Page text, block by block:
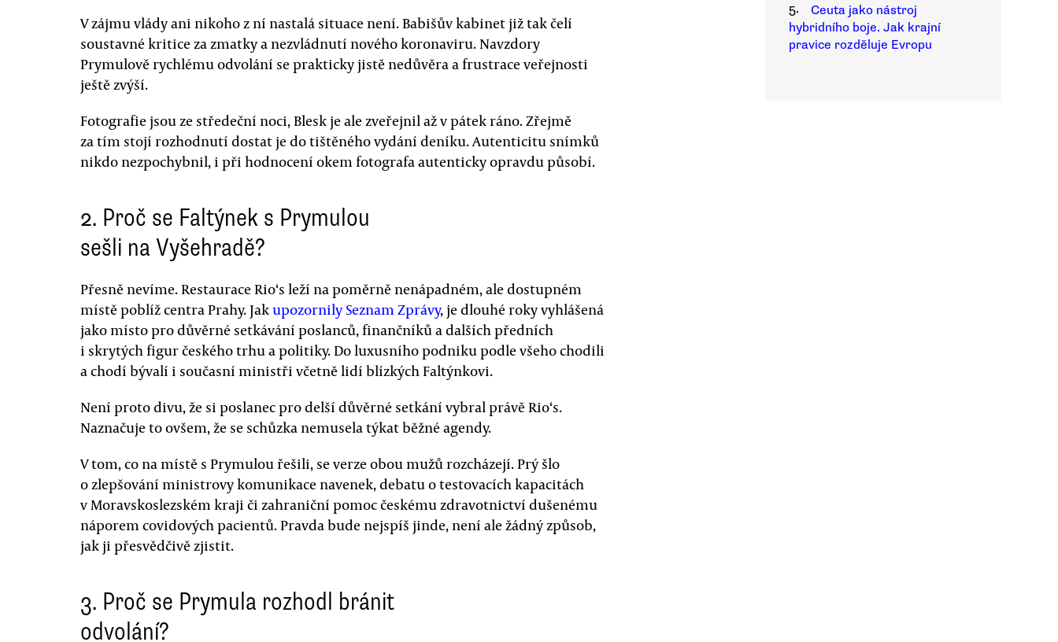
V zájmu vlády ani nikoho z ní nastalá situace není. Babišův kabinet již tak čelí
soustavné kritice za zmatky a nezvládnutí nového koronaviru. Navzdory
Prymulově rychlému odvolání se prakticky jistě nedůvěra a frustrace veřejnosti
ještě zvýší.
Fotografie jsou ze středeční noci, Blesk je ale zveřejnil až v pátek ráno. Zřejmě
za tím stojí rozhodnutí dostat je do tištěného vydání deníku. Autenticitu snímků
nikdo nezpochybnil, i při hodnocení okem fotografa autenticky opravdu působí.
2. Proč se Faltýnek s Prymulou
sešli na Vyšehradě?
Přesně nevíme. Restaurace Rio‘s leží na poměrně nenápadném, ale dostupném
místě poblíž centra Prahy. Jakupozornily Seznam Zprávy, je dlouhé roky vyhlášená
jako místo pro důvěrné setkávání poslanců, finančníků a dalších předních
i skrytých figur českého trhu a politiky. Do luxusního podniku podle všeho chodili
a chodí bývalí i současní ministři včetně lidí blízkých Faltýnkovi.
Není proto divu, že si poslanec pro delší důvěrné setkání vybral právě Rio‘s.
Naznačuje to ovšem, že se schůzka nemusela týkat běžné agendy.
V tom, co na místě s Prymulou řešili, se verze obou mužů rozcházejí. Prý šlo
o zlepšování ministrovy komunikace navenek, debatu o testovacích kapacitách
v Moravskoslezském kraji či zahraniční pomoc českému zdravotnictví dušenému
náporem covidových pacientů. Pravda bude nejspíš jinde, není ale žádný způsob,
jak ji přesvědčivě zjistit.
3. Proč se Prymula rozhodl bránit
odvolání?
5.
Ceuta jako nástroj
hybridního boje. Jak krajní
pravice rozděluje Evropu